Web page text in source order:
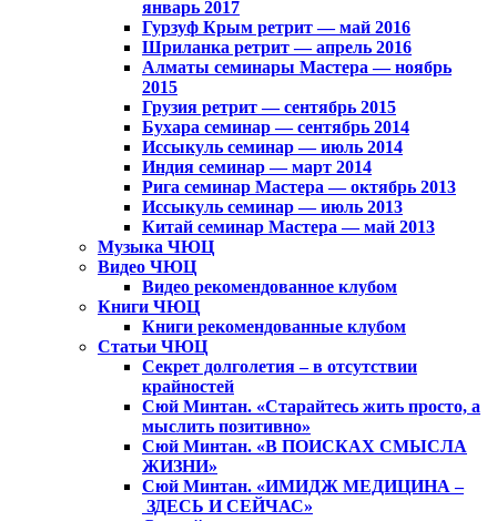
январь 2017
Гурзуф Крым ретрит — май 2016
Шриланка ретрит — апрель 2016
Алматы семинары Мастера — ноябрь
2015
Грузия ретрит — сентябрь 2015
Бухара семинар — сентябрь 2014
Иссыкуль семинар — июль 2014
Индия семинар — март 2014
Рига семинар Мастера — октябрь 2013
Иссыкуль семинар — июль 2013
Китай семинар Мастера — май 2013
Музыка ЧЮЦ
Видео ЧЮЦ
Видео рекомендованное клубом
Книги ЧЮЦ
Книги рекомендованные клубом
Статьи ЧЮЦ
Секрет долголетия – в отсутствии
крайностей
Сюй Минтан. «Старайтесь жить просто, а
мыслить позитивно»
Сюй Минтан. «В ПОИСКАХ СМЫСЛА
ЖИЗНИ»
Сюй Минтан. «ИМИДЖ МЕДИЦИНА –
ЗДЕСЬ И СЕЙЧАС»